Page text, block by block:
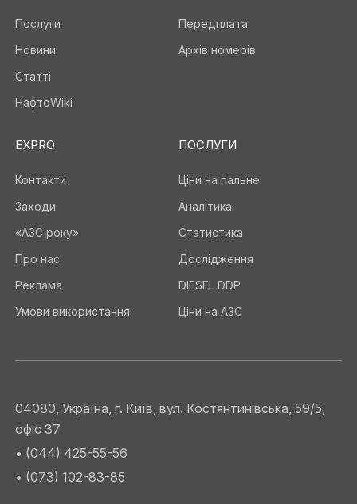
Послуги
Новини
Статті
НафтоWiki
Передплата
Архів номерів
EXPRO
Контакти
Заходи
«АЗС року»
Про нас
Реклама
Умови використання
ПОСЛУГИ
Ціни на пальне
Аналітика
Статистика
Дослідження
DIESEL DDP
Ціни на АЗС
04080, Україна, г. Київ, вул. Костянтинівська, 59/5,
офіс 37
• (044) 425-55-56
• (073) 102-83-85